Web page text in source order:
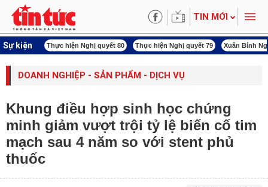
TIN MỚI
Sự kiện
công Iran Thực hiện Nghị quyết 80 Thực hiện Nghị quyết 79 Xuân Bính
DOANH NGHIỆP - SẢN PHẨM - DỊCH VỤ
Khung điều hợp sinh học chứng
minh giảm vượt trội tỷ lệ biến cố tim
mạch sau 4 năm so với stent phủ
thuốc